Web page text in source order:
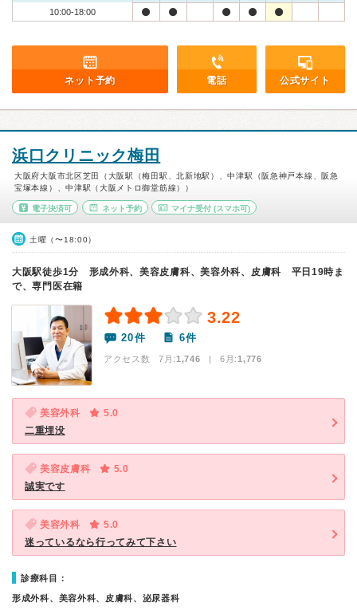
10:00-18:00
ネット予約 電話 公式サイト
浜口クリニック梅田
大阪府大阪市北区芝田（大阪駅（梅田駅、北新地駅）、中津駅（阪急神戸本線、阪急
宝塚本線）、中津駅（大阪メトロ御堂筋線））
電子決済可 ネット予約 マイナ受付 (スマホ可)
土曜（〜18:00）
大阪駅徒歩1分 形成外科、美容皮膚科、美容外科、皮膚科 平日19時ま
で、専門医在籍
3.22
20件 6件
アクセス数 7月:1,746 | 6月:1,776
美容外科
5.0
二重埋没
美容皮膚科
5.0
誠実です
美容外科
5.0
迷っているなら行ってみて下さい
診療科目：
形成外科、美容外科、皮膚科、泌尿器科